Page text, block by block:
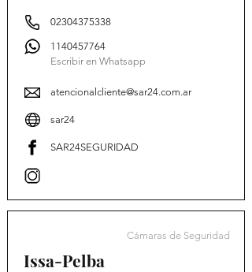
02304375338
1140457764
Escribir en Whatsapp
atencionalcliente@sar24.com.ar
sar24
SAR24SEGURIDAD
Cámaras de Seguridad
Issa-Pelba